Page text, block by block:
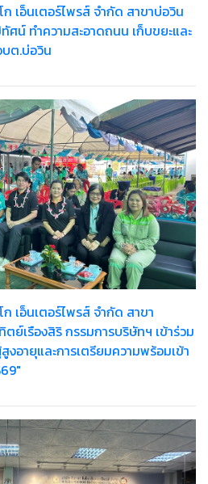
ศน์ ทำความสะอาดถนน เก็บขยะและ
บต.บ่อวิน
เอ็นเตอร์ไพรส์ จำกัด สาขา
ย์เรืองสิริ กรรมการบริษัทฯ เข้าร่วม
อายุและการเตรียมความพร้อมเข้า